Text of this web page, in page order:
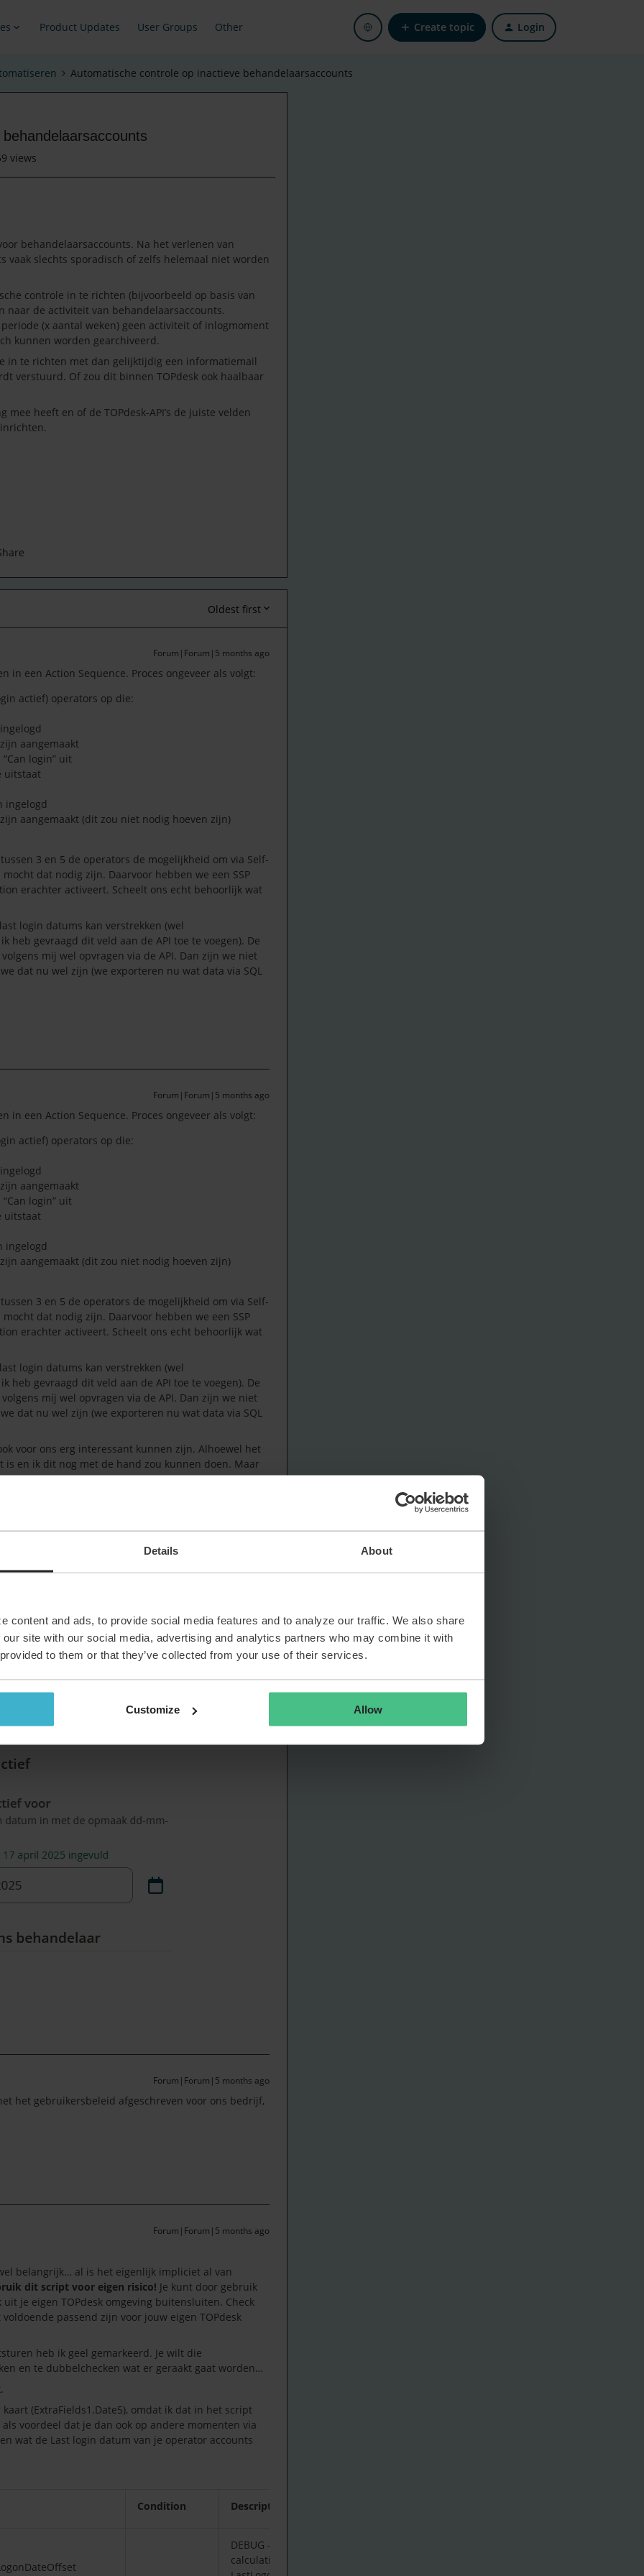
Details About
content and ads, to provide social media features and to analyze our traffic. We also share
site with our social media, advertising and analytics partners who may combine it with
to them or that they’ve collected from your use of their services.
Customize Allow
Product Updates User Groups Other Create topic Login
Automatische controle op inactieve behandelaarsaccounts
views
behandelaarsaccounts. Na het verlenen van
vaak slechts sporadisch of zelfs helemaal niet worden
controle in te richten (bijvoorbeeld op basis van
naar de activiteit van behandelaarsaccounts.
(x aantal weken) geen activiteit of inlogmoment
kunnen worden gearchiveerd.
in te richten met dan gelijktijdig een informatiemail
verstuurd. Of zou dit binnen TOPdesk ook haalbaar
heeft en of de TOPdesk-API’s de juiste velden
Oldest first
Forum|Forum|5 months ago
in een Action Sequence. Proces ongeveer als volgt:
actief) operators op die:
aangemaakt
login” uit
uitstaat
ingelogd
aangemaakt (dit zou niet nodig hoeven zijn)
3 en 5 de operators de mogelijkheid om via Self-
dat nodig zijn. Daarvoor hebben we een SSP
erachter activeert. Scheelt ons echt behoorlijk wat
login datums kan verstrekken (wel
heb gevraagd dit veld aan de API toe te voegen). De
mij wel opvragen via de API. Dan zijn we niet
dat nu wel zijn (we exporteren nu wat data via SQL
Forum|Forum|5 months ago
in een Action Sequence. Proces ongeveer als volgt:
actief) operators op die:
aangemaakt
login” uit
uitstaat
ingelogd
aangemaakt (dit zou niet nodig hoeven zijn)
3 en 5 de operators de mogelijkheid om via Self-
dat nodig zijn. Daarvoor hebben we een SSP
erachter activeert. Scheelt ons echt behoorlijk wat
login datums kan verstrekken (wel
heb gevraagd dit veld aan de API toe te voegen). De
mij wel opvragen via de API. Dan zijn we niet
dat nu wel zijn (we exporteren nu wat data via SQL
voor ons erg interessant kunnen zijn. Alhoewel het
is en ik dit nog met de hand zou kunnen doen. Maar
behandelaarslicenties"beschikbaar.
(laatst actief). Door bijvoorbeeld een datum van
je meteen welke behandelaars al zes maanden niet
ook een export maken.
Forum|Forum|5 months ago
het gebruikersbeleid afgeschreven voor ons bedrijf,
Forum|Forum|5 months ago
belangrijk… al is het eigenlijk impliciet al van
dit script voor eigen risico! Je kunt door gebruik
je eigen TOPdesk omgeving buitensluiten. Check
passend zijn voor jouw eigen TOPdesk
heb ik geel gemarkeerd. Je wilt die
en te dubbelchecken wat er geraakt gaat worden…
(ExtraFields1.Date5), omdat ik dat in het script
voordeel dat je dan ook op andere momenten via
wat de Last login datum van je operator accounts
Condition Description
DEBUG – Check
calculation for